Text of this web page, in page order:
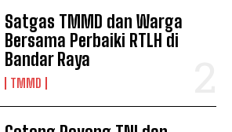
Satgas TMMD dan Warga
Bersama Perbaiki RTLH di
Bandar Raya
TMMD